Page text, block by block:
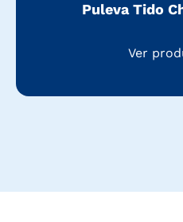
Puleva Tido
Ver